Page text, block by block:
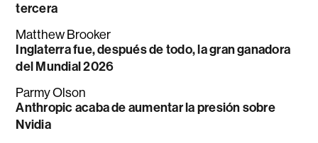
tercera
Matthew Brooker
Inglaterra fue, después de todo, la gran ganadora
del Mundial 2026
Parmy Olson
Anthropic acaba de aumentar la presión sobre
Nvidia